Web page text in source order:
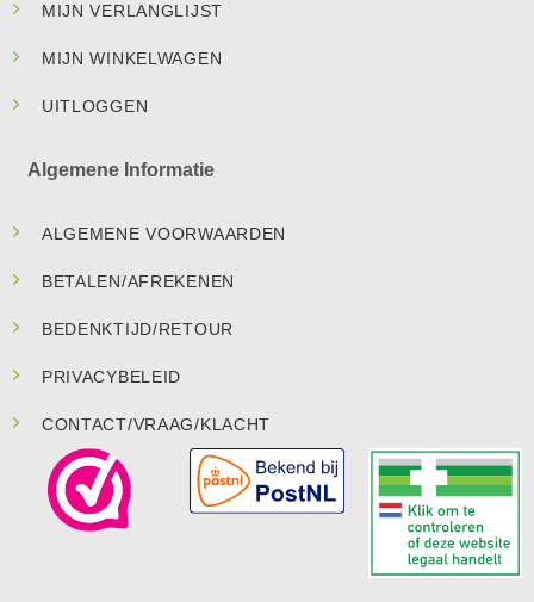
MIJN VERLANGLIJST
MIJN WINKELWAGEN
UITLOGGEN
Algemene Informatie
ALGEMENE VOORWAARDEN
BETALEN/AFREKENEN
BEDENKTIJD/RETOUR
PRIVACYBELEID
CONTACT/VRAAG/KLACHT